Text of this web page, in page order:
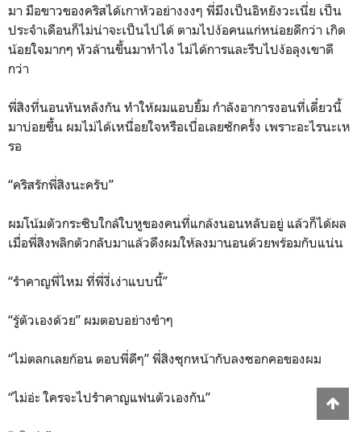
มา มือขาวของคริสได้เกาหัวอย่างงงๆ พี่มึงเป็นอิหยังวะเนี่ย เป็น
ประจำเดือนก็ไม่น่าจะเป็นไปได้ ตามไปง้อคนแก่หน่อยดีกว่า เกิด
น้อยใจมากๆ หัวล้านขึ้นมาทำไง ไม่ได้การและรีบไปง้อลุงเขาดี
กว่า
พี่สิงที่นอนหันหลังกัน ทำให้ผมแอบยิ้ม กำลังอาการงอนที่เดี๋ยวนี้
มาบ่อยขึ้น ผมไม่ได้เหนื่อยใจหรือเบื่อเลยซักครั้ง เพราะอะไรนะเห
รอ
“คริสรักพี่สิงนะครับ”
ผมโน้มตัวกระซิบใกล้ใบหูของคนที่แกล้งนอนหลับอยู่ แล้วก็ได้ผล
เมื่อพี่สิงพลิกตัวกลับมาแล้วดึงผมให้ลงมานอนด้วยพร้อมกับแน่น
“รำคาญพี่ไหม ที่พี่งี่เง่าแบบนี้”
“รู้ตัวเองด้วย” ผมตอบอย่างขำๆ
“ไม่ตลกเลยก้อน ตอบพี่ดีๆ” พี่สิงซุกหน้ากับลงซอกคอของผม
“ไม่อ่ะ ใครจะไปรำคาญแฟนตัวเองกัน”